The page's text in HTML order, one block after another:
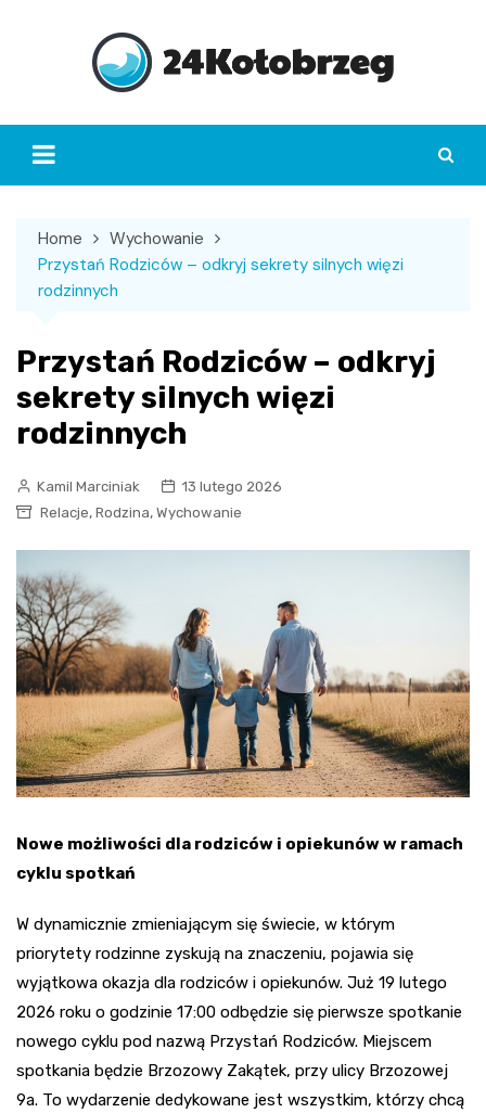
Home
Wychowanie
Przystań Rodziców – odkryj sekrety silnych więzi
rodzinnych
Przystań Rodziców – odkryj
sekrety silnych więzi
rodzinnych
Kamil Marciniak
13 lutego 2026
Relacje, Rodzina, Wychowanie
Nowe możliwości dla rodziców i opiekunów w ramach
cyklu spotkań
W dynamicznie zmieniającym się świecie, w którym
priorytety rodzinne zyskują na znaczeniu, pojawia się
wyjątkowa okazja dla rodziców i opiekunów. Już 19 lutego
2026 roku o godzinie 17:00 odbędzie się pierwsze spotkanie
nowego cyklu pod nazwą Przystań Rodziców. Miejscem
spotkania będzie Brzozowy Zakątek, przy ulicy Brzozowej
9a. To wydarzenie dedykowane jest wszystkim, którzy chcą